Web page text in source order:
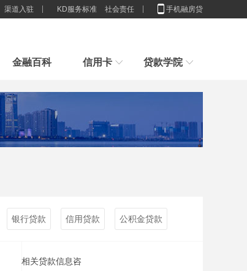
渠道入驻 KD服务标准 社会责任 手机融房贷
行业解决方案
房子100%是我的，为什么抵押
贷款2025房贷新门槛：配偶征信一塌
金融百科 信用卡 贷款学院
新手指引
新手贷款小常识，我们应该办多少张卡合适
申请贷款小技巧，节省利息,你造吗？
银行贷款 信用贷款 公积金贷款
相关贷款信息咨